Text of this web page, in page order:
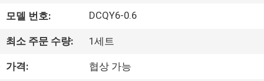
에
관
한
모델 번호: DCQY6-0.6
최소 주문 수량: 1세트
가격: 협상 가능